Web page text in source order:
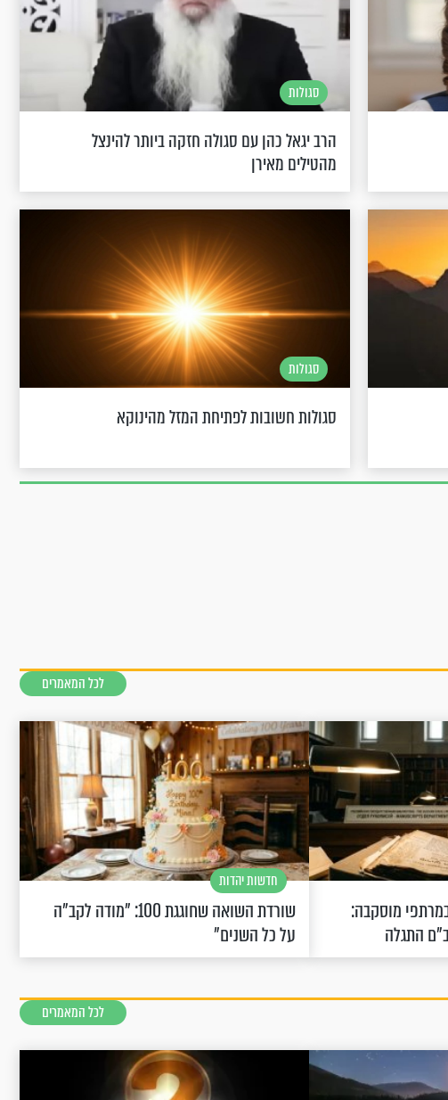
סגולות
הרב יגאל כהן עם סגולה חזקה ביותר להינצל
מהטילים מאירן
סגולות
סגולות חשובות לפתיחת המזל מהינוקא
לכל המאמרים
מוסקבה:
התגלה
חדשות יהדות
שורדת השואה שחוגגת 100: "מודה לקב"ה
על כל השנים"
לכל המאמרים